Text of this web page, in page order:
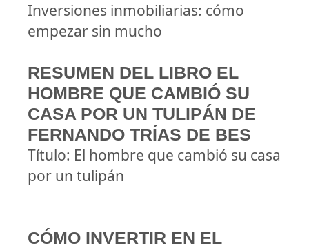
Inversiones inmobiliarias: cómo
empezar sin mucho
RESUMEN DEL LIBRO EL
HOMBRE QUE CAMBIÓ SU
CASA POR UN TULIPÁN DE
FERNANDO TRÍAS DE BES
Título: El hombre que cambió su casa
por un tulipán
CÓMO INVERTIR EN EL